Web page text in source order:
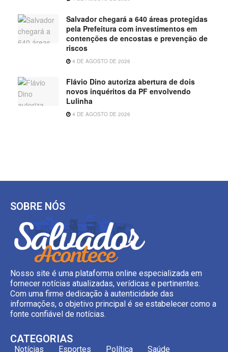
Salvador chegará a 640 áreas protegidas
pela Prefeitura com investimentos em
contenções de encostas e prevenção de
riscos
4 DE AGOSTO DE 2026
Flávio Dino autoriza abertura de dois
novos inquéritos da PF envolvendo
Lulinha
4 DE AGOSTO DE 2026
SOBRE NÓS
Nosso site é uma plataforma online especializada em
fornecer notícias atualizadas, verídicas e pertinentes.
Com uma firme dedicação à autenticidade das
informações, o objetivo principal é se estabelecer como a
fonte confiável de notícias.
CATEGORIAS
Notícias Esportes Política Saúde